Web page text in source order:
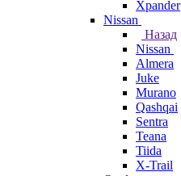
Xpander
Nissan
Назад
Nissan
Almera
Juke
Murano
Qashqai
Sentra
Teana
Tiida
X-Trail